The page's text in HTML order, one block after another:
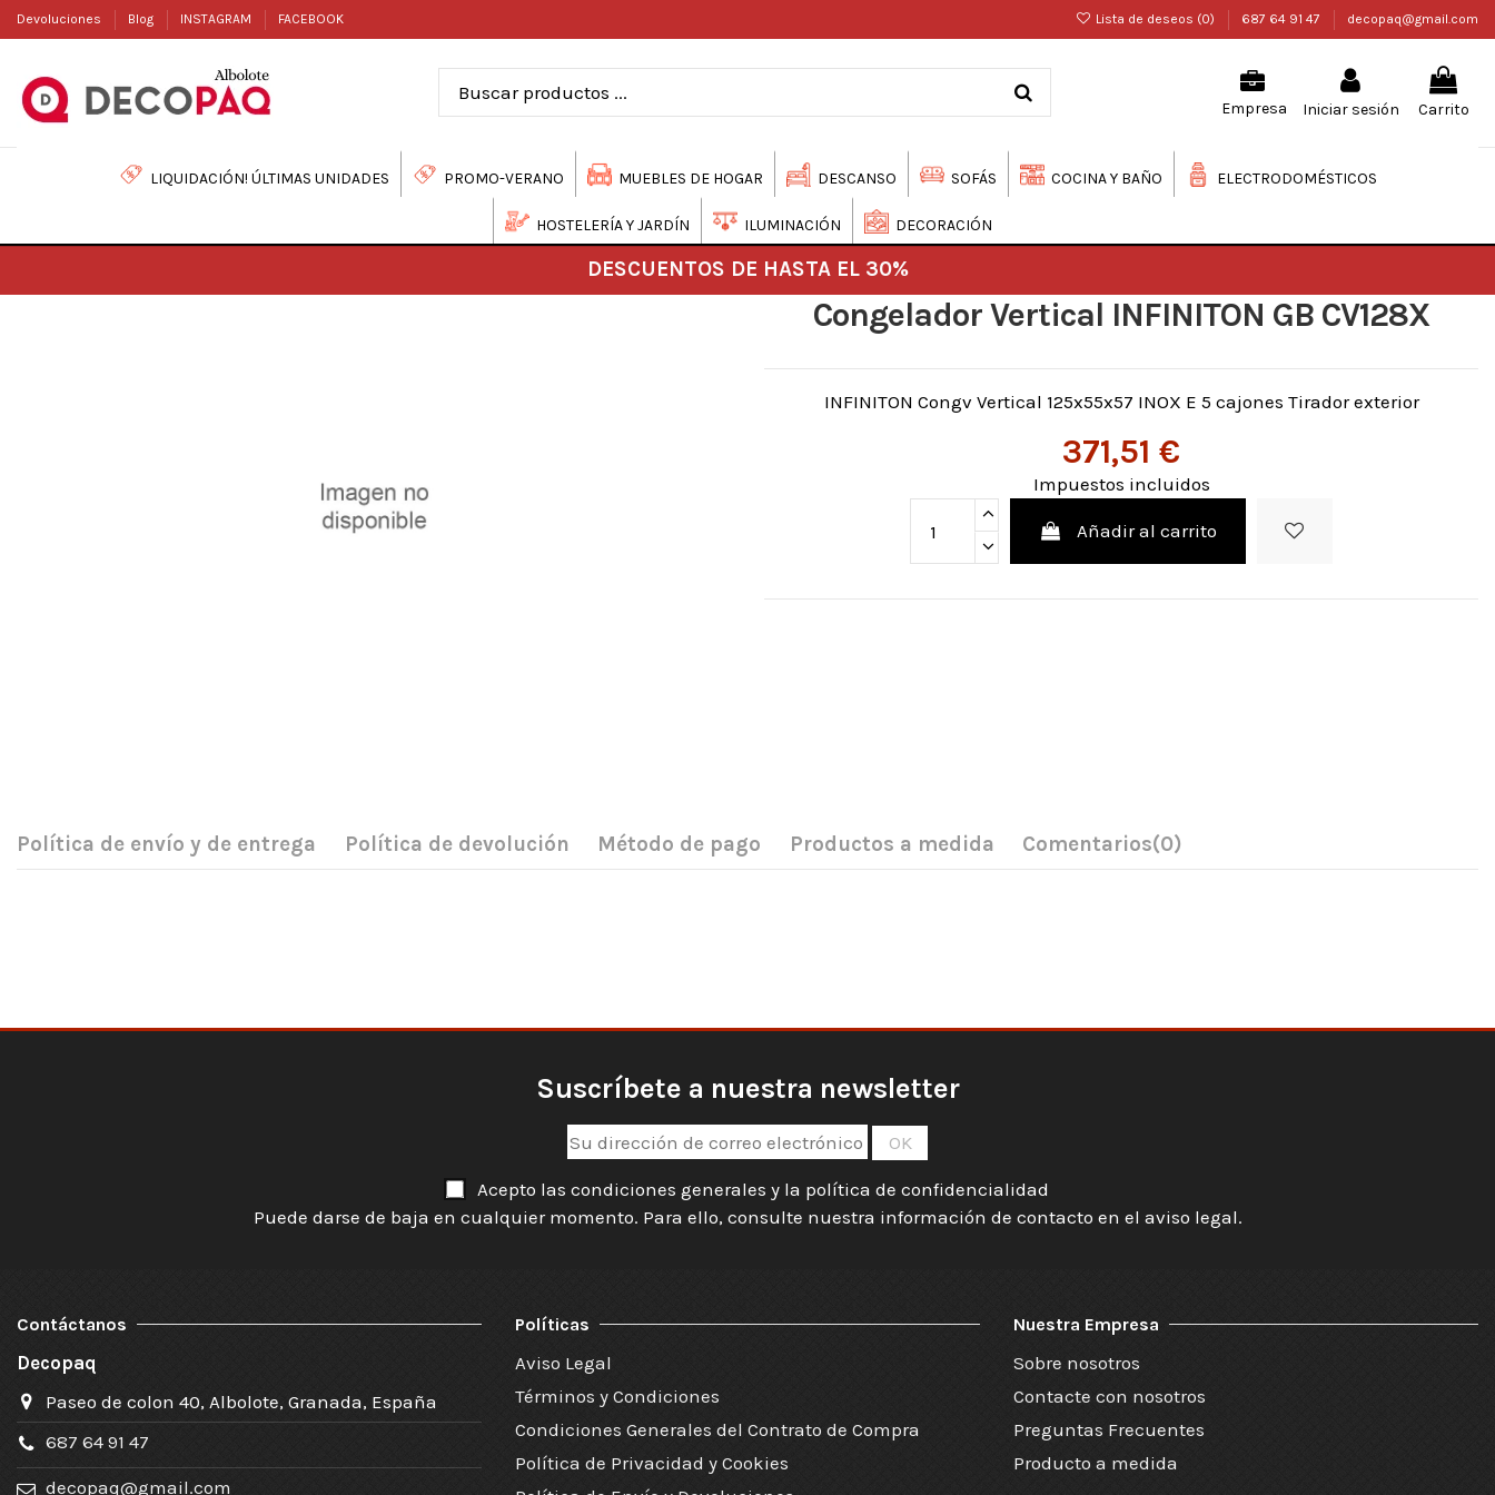
Devoluciones Blog INSTAGRAM FACEBOOK Lista de deseos (0) 687 64 91 47 decopaq@gmail.com
Empresa Iniciar sesión Carrito
LIQUIDACIÓN! ÚLTIMAS UNIDADES PROMO-VERANO MUEBLES DE HOGAR DESCANSO SOFÁS COCINA Y BAÑO ELECTRODOMÉSTICOS
HOSTELERÍA Y JARDÍN ILUMINACIÓN DECORACIÓN
DESCUENTOS DE HASTA EL 30%
Congelador Vertical INFINITON GB CV128X
INFINITON Congv Vertical 125x55x57 INOX E 5 cajones Tirador exterior
371,51 €
Impuestos incluidos
Añadir al carrito
Política de envío y de entrega Política de devolución Método de pago Productos a medida Comentarios(0)
Suscríbete a nuestra newsletter
Acepto las condiciones generales y la política de confidencialidad
Puede darse de baja en cualquier momento. Para ello, consulte nuestra información de contacto en el aviso legal.
Contáctanos
Decopaq
Paseo de colon 40, Albolote, Granada, España
687 64 91 47
decopaq@gmail.com
Políticas
Aviso Legal
Términos y Condiciones
Condiciones Generales del Contrato de Compra
Política de Privacidad y Cookies
Nuestra Empresa
Sobre nosotros
Contacte con nosotros
Preguntas Frecuentes
Producto a medida